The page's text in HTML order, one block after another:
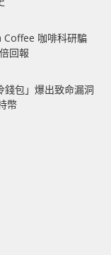
Coffee 咖啡科研騙
回報
錢包」爆出致命漏洞
幣